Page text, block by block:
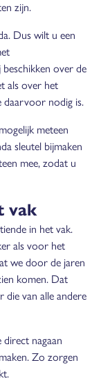
zijn.
Dus wilt u een
over de
als over het
daarvoor nodig is.
meteen
sleutel bijmaken
mee, zodat u
vak
in het vak.
als voor het
we door de jaren
komen. Dat
die van alle andere
direct nagaan
Zo zorgen